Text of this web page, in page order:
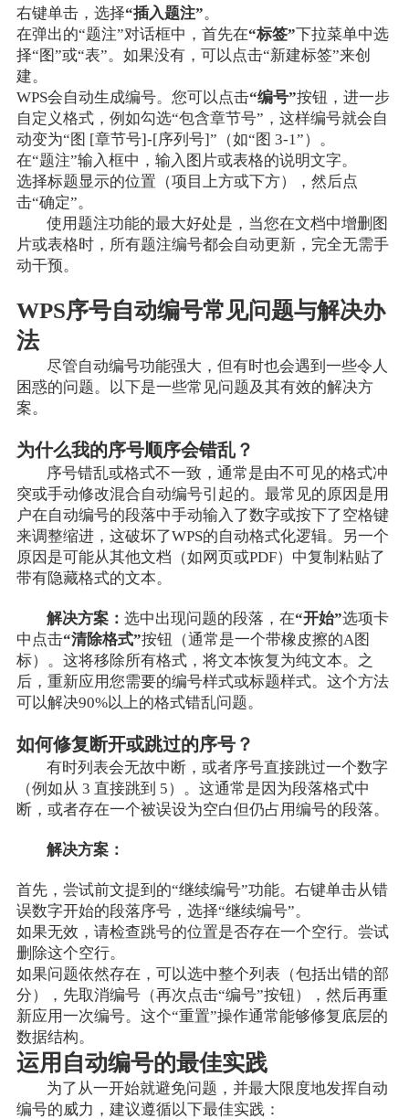
右键单击，选择“插入题注”。
在弹出的“题注”对话框中，首先在“标签”下拉菜单中选
择“图”或“表”。如果没有，可以点击“新建标签”来创
建。
WPS会自动生成编号。您可以点击“编号”按钮，进一步
自定义格式，例如勾选“包含章节号”，这样编号就会自
动变为“图 [章节号]-[序列号]”（如“图 3-1”）。
在“题注”输入框中，输入图片或表格的说明文字。
选择标题显示的位置（项目上方或下方），然后点
击“确定”。
使用题注功能的最大好处是，当您在文档中增删图
片或表格时，所有题注编号都会自动更新，完全无需手
动干预。
WPS序号自动编号常见问题与解决办
法
尽管自动编号功能强大，但有时也会遇到一些令人
困惑的问题。以下是一些常见问题及其有效的解决方
案。
为什么我的序号顺序会错乱？
序号错乱或格式不一致，通常是由不可见的格式冲
突或手动修改混合自动编号引起的。最常见的原因是用
户在自动编号的段落中手动输入了数字或按下了空格键
来调整缩进，这破坏了WPS的自动格式化逻辑。另一个
原因是可能从其他文档（如网页或PDF）中复制粘贴了
带有隐藏格式的文本。
解决方案：选中出现问题的段落，在“开始”选项卡
中点击“清除格式”按钮（通常是一个带橡皮擦的A图
标）。这将移除所有格式，将文本恢复为纯文本。之
后，重新应用您需要的编号样式或标题样式。这个方法
可以解决90%以上的格式错乱问题。
如何修复断开或跳过的序号？
有时列表会无故中断，或者序号直接跳过一个数字
（例如从 3 直接跳到 5）。这通常是因为段落格式中
断，或者存在一个被误设为空白但仍占用编号的段落。
解决方案：
首先，尝试前文提到的“继续编号”功能。右键单击从错
误数字开始的段落序号，选择“继续编号”。
如果无效，请检查跳号的位置是否存在一个空行。尝试
删除这个空行。
如果问题依然存在，可以选中整个列表（包括出错的部
分），先取消编号（再次点击“编号”按钮），然后再重
新应用一次编号。这个“重置”操作通常能够修复底层的
数据结构。
运用自动编号的最佳实践
为了从一开始就避免问题，并最大限度地发挥自动
编号的威力，建议遵循以下最佳实践：